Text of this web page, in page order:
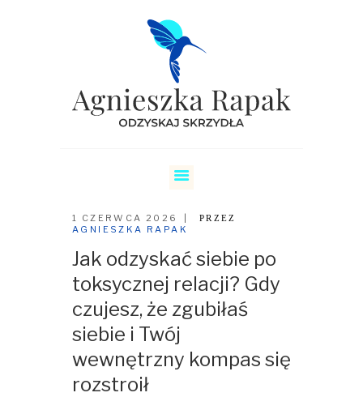
COACHING RELACJI
O MNIE
CENNIK
REZERWUJ
BLOG
1 CZERWCA 2026 PRZEZ
AGNIESZKA RAPAK
Jak odzyskać siebie po
toksycznej relacji? Gdy
czujesz, że zgubiłaś
siebie i Twój
wewnętrzny kompas się
rozstroił